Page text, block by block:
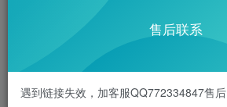
售后联系
遇到链接失效，加客服QQ772334847售后